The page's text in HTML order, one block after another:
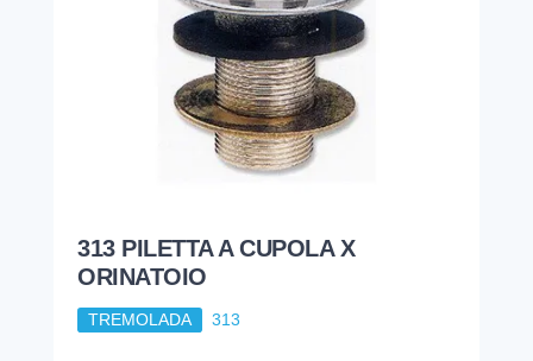
313 PILETTA A CUPOLA X
ORINATOIO
TREMOLADA 313